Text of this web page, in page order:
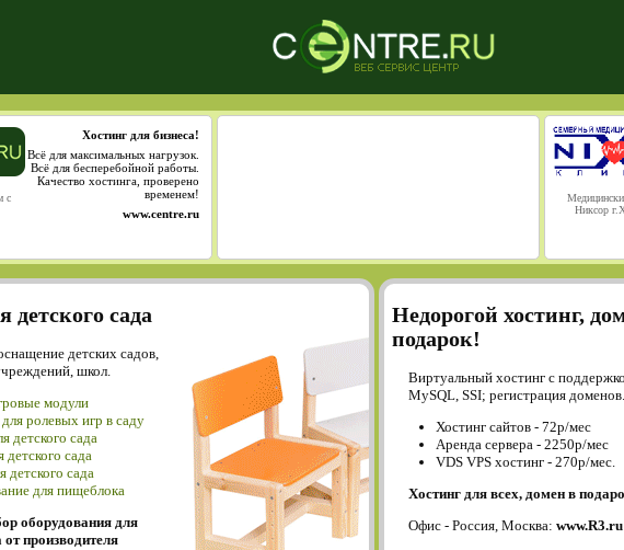
с
Хостинг для бизнеса!
Всё для максимальных нагрузок.
Всё для бесперебойной работы.
Качество хостинга, проверено
временем!
www.centre.ru
Никсор
детского сада
детских садов,
школ.
модули
ролевых игр в саду
детского сада
сада
детского сада
для пищеблока
оборудования для
от производителя
Недорогой хостинг,
подарок!
Виртуальный хостинг с
MySQL, SSI; регистрация доменов.
Хостинг сайтов - 72р/мес
Аренда сервера - 2250р/мес
VDS VPS хостинг - 270р/мес.
Хостинг для всех, домен в
Офис - Россия, Москва: www.R3.ru